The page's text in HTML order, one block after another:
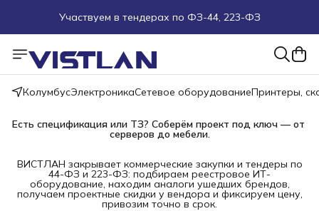
Участвуем в тендерах по ФЗ-44, 223-ФЗ
КолумбусЭлектроникаСетевое оборудованиеПринтеры,
Есть спецификация или ТЗ? Соберём проект под ключ — от
серверов до мебели.
ВИСТЛАН закрывает коммерческие закупки и тендеры по
44-ФЗ и 223-ФЗ: подбираем реестровое ИТ-
оборудование, находим аналоги ушедших брендов,
получаем проектные скидки у вендора и фиксируем цену,
привозим точно в срок.